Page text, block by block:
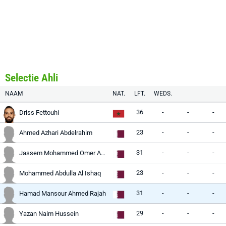
Selectie Ahli
NAAM NAT. LFT. WEDS.
Driss Fettouhi 36 - - -
Ahmed Azhari Abdelrahim 23 - - -
Jassem Mohammed Omer Abdulaziz 31 - - -
Mohammed Abdulla Al Ishaq 23 - - -
Hamad Mansour Ahmed Rajah 31 - - -
Yazan Naim Hussein 29 - - -